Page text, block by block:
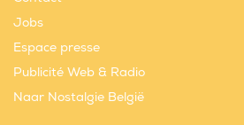
Jobs
Espace presse
Publicité Web & Radio
Naar Nostalgie België